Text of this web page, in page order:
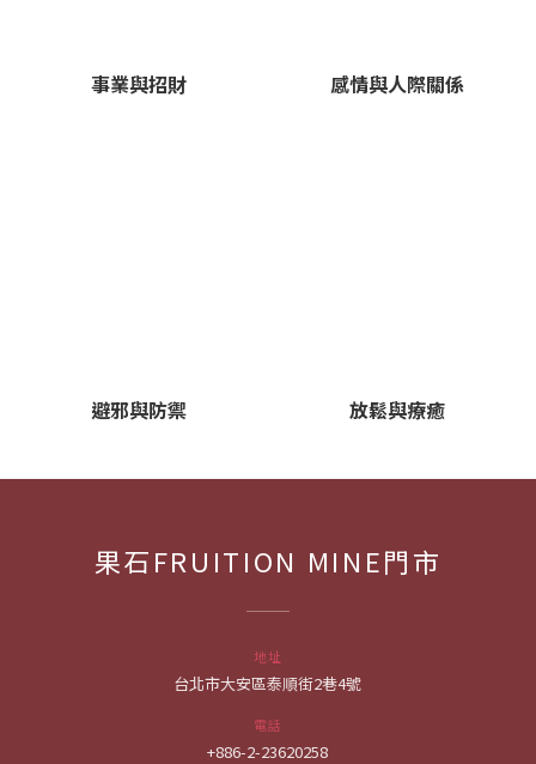
事業與招財 感情與人際關係
避邪與防禦 放鬆與療癒
果石FRUITION MINE門市
地址
台北市大安區泰順街2巷4號
電話
+886-2-23620258